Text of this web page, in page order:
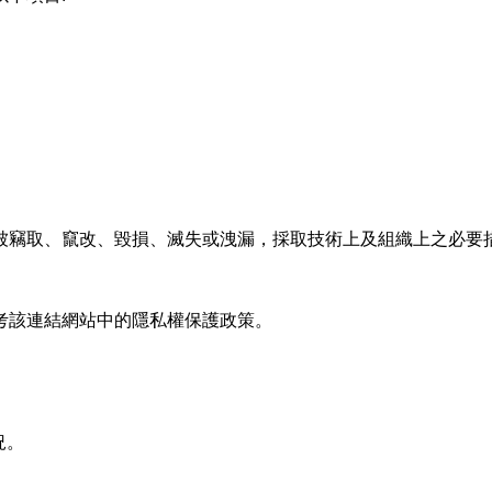
取、竄改、毀損、滅失或洩漏，採取技術上及組織上之必要
連結網站中的隱私權保護政策。